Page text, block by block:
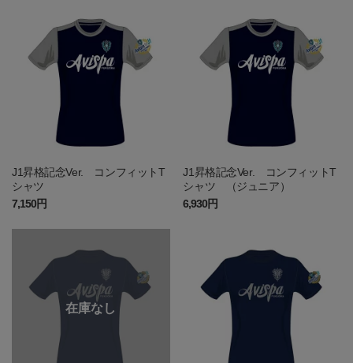
J1昇格記念Ver. コンフィットT
シャツ
7,150円
J1昇格記念Ver. コンフィットT
シャツ （ジュニア）
6,930円